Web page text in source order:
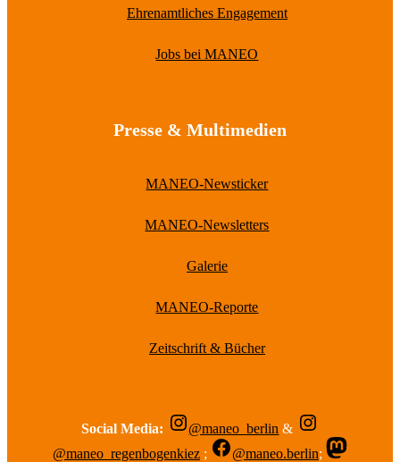
Ehrenamtliches Engagement
Jobs bei MANEO
Presse & Multimedien
MANEO-Newsticker
MANEO-Newsletters
Galerie
MANEO-Reporte
Zeitschrift & Bücher
Social Media: @maneo_berlin &
@maneo_regenbogenkiez ; @maneo.berlin;